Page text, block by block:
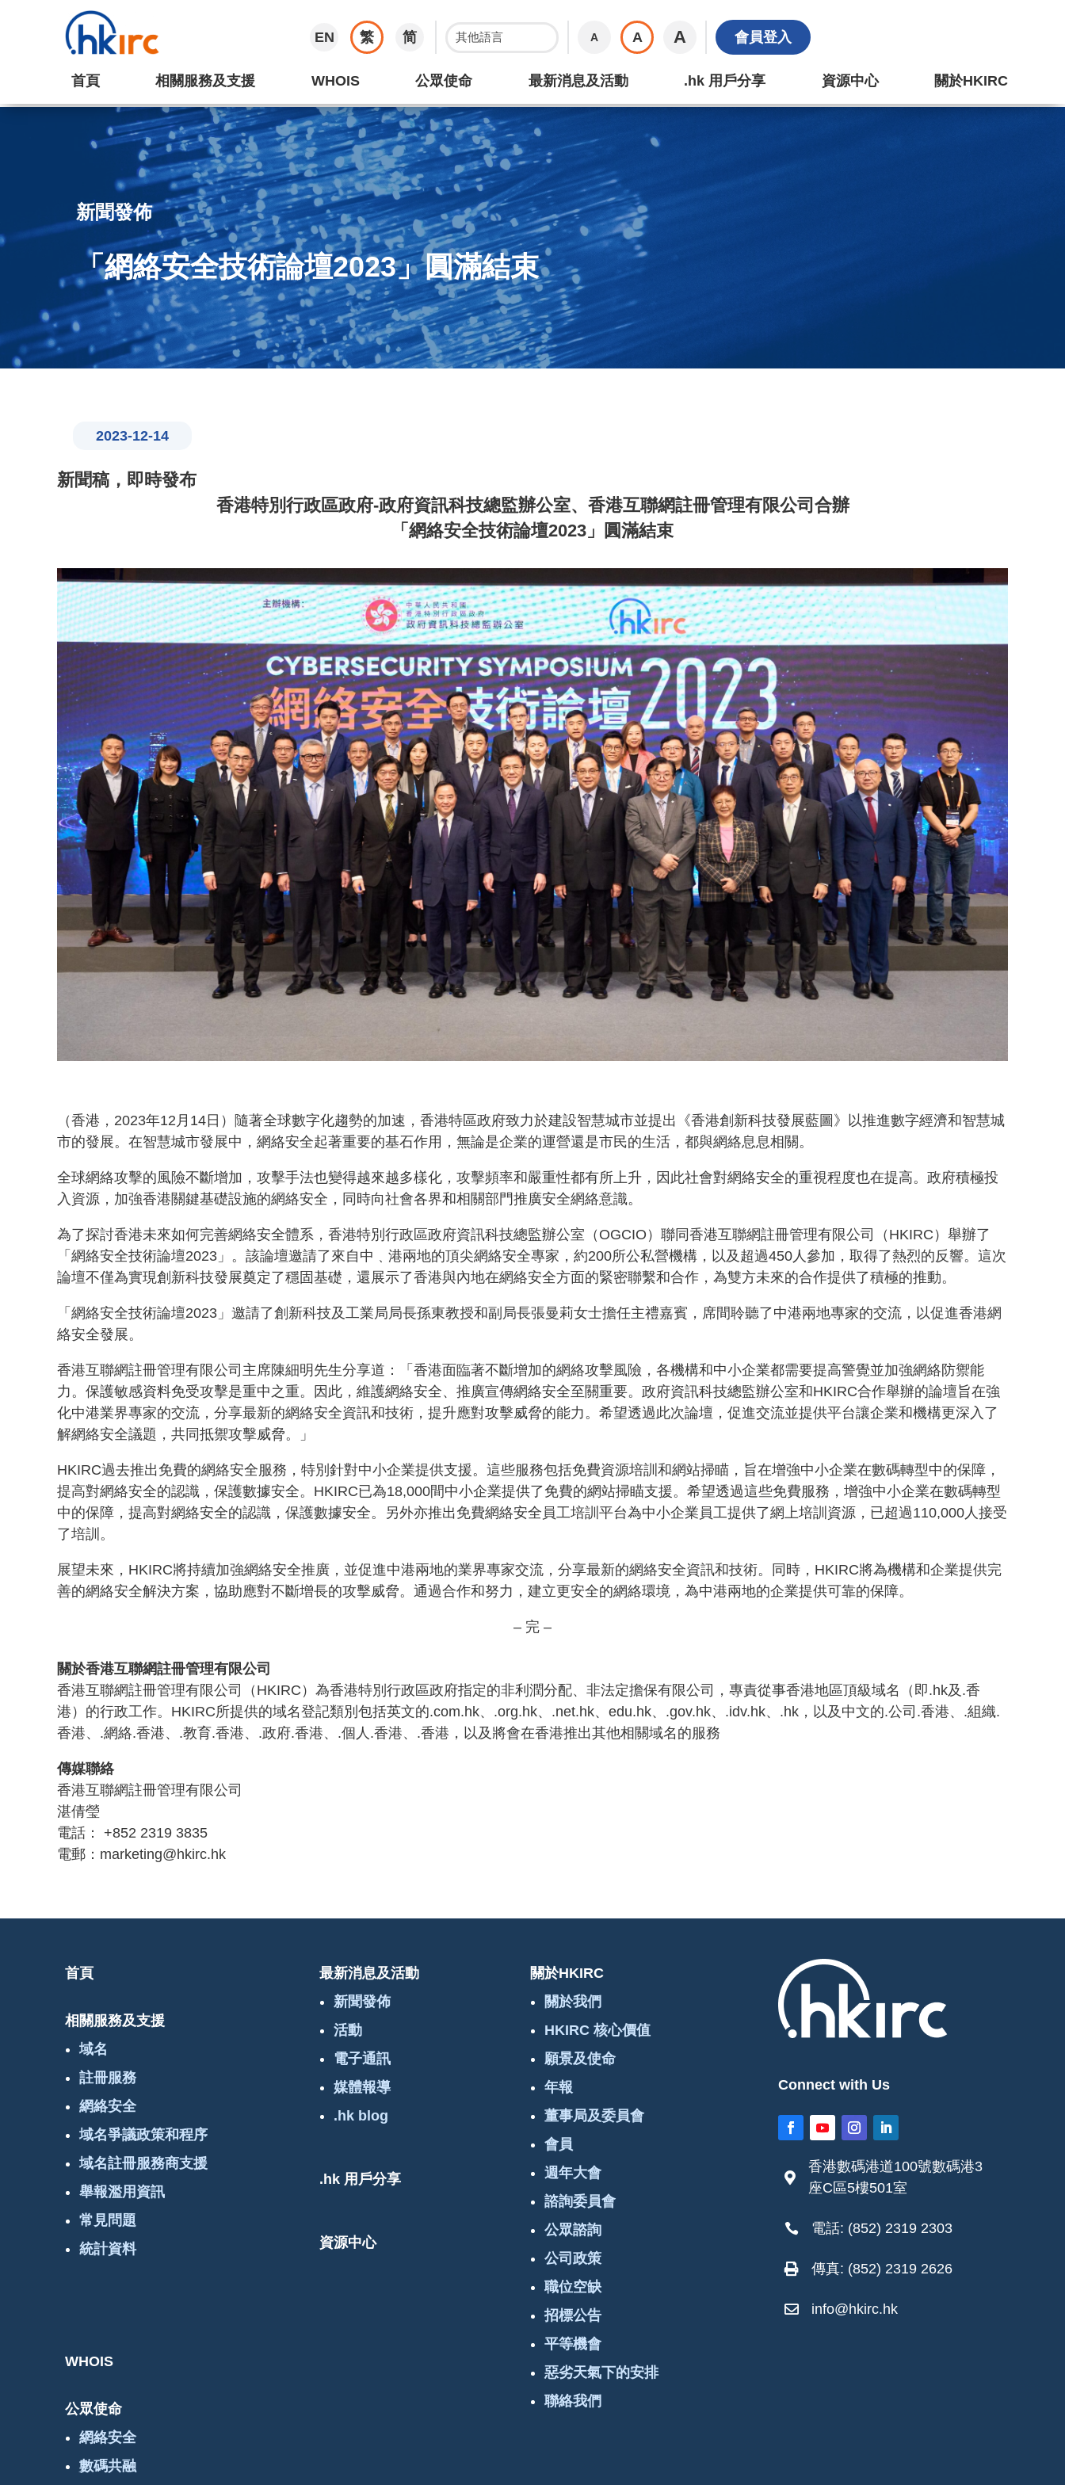
EN 繁 简 A A A 會員登入
首頁 相關服務及支援 WHOIS 公眾使命 最新消息及活動 .hk 用戶分享 資源中心 關於HKIRC
新聞發佈
「網絡安全技術論壇2023」圓滿結束
2023-12-14
新聞稿，即時發布
香港特別行政區政府-政府資訊科技總監辦公室、香港互聯網註冊管理有限公司合辦
「網絡安全技術論壇2023」圓滿結束
（香港，2023年12月14日）隨著全球數字化趨勢的加速，香港特區政府致力於建設智慧城市並提出《香港創新科技發展藍圖》以推進數字經濟和智慧城
市的發展。在智慧城市發展中，網絡安全起著重要的基石作用，無論是企業的運營還是市民的生活，都與網絡息息相關。
全球網絡攻擊的風險不斷增加，攻擊手法也變得越來越多樣化，攻擊頻率和嚴重性都有所上升，因此社會對網絡安全的重視程度也在提高。政府積極投
入資源，加強香港關鍵基礎設施的網絡安全，同時向社會各界和相關部門推廣安全網絡意識。
為了探討香港未來如何完善網絡安全體系，香港特別行政區政府資訊科技總監辦公室（OGCIO）聯同香港互聯網註冊管理有限公司（HKIRC）舉辦了
「網絡安全技術論壇2023」。該論壇邀請了來自中﹑港兩地的頂尖網絡安全專家，約200所公私營機構，以及超過450人參加，取得了熱烈的反響。這次
論壇不僅為實現創新科技發展奠定了穩固基礎，還展示了香港與內地在網絡安全方面的緊密聯繫和合作，為雙方未來的合作提供了積極的推動。
「網絡安全技術論壇2023」邀請了創新科技及工業局局長孫東教授和副局長張曼莉女士擔任主禮嘉賓，席間聆聽了中港兩地專家的交流，以促進香港網
絡安全發展。
香港互聯網註冊管理有限公司主席陳細明先生分享道：「香港面臨著不斷增加的網絡攻擊風險，各機構和中小企業都需要提高警覺並加強網絡防禦能
力。保護敏感資料免受攻擊是重中之重。因此，維護網絡安全、推廣宣傳網絡安全至關重要。政府資訊科技總監辦公室和HKIRC合作舉辦的論壇旨在強
化中港業界專家的交流，分享最新的網絡安全資訊和技術，提升應對攻擊威脅的能力。希望透過此次論壇，促進交流並提供平台讓企業和機構更深入了
解網絡安全議題，共同抵禦攻擊威脅。」
HKIRC過去推出免費的網絡安全服務，特別針對中小企業提供支援。這些服務包括免費資源培訓和網站掃瞄，旨在增強中小企業在數碼轉型中的保障，
提高對網絡安全的認識，保護數據安全。HKIRC已為18,000間中小企業提供了免費的網站掃瞄支援。希望透過這些免費服務，增強中小企業在數碼轉型
中的保障，提高對網絡安全的認識，保護數據安全。另外亦推出免費網絡安全員工培訓平台為中小企業員工提供了網上培訓資源，已超過110,000人接受
了培訓。
展望未來，HKIRC將持續加強網絡安全推廣，並促進中港兩地的業界專家交流，分享最新的網絡安全資訊和技術。同時，HKIRC將為機構和企業提供完
善的網絡安全解決方案，協助應對不斷增長的攻擊威脅。通過合作和努力，建立更安全的網絡環境，為中港兩地的企業提供可靠的保障。
– 完 –
關於香港互聯網註冊管理有限公司
香港互聯網註冊管理有限公司（HKIRC）為香港特別行政區政府指定的非利潤分配、非法定擔保有限公司，專責從事香港地區頂級域名（即.hk及.香
港）的行政工作。HKIRC所提供的域名登記類別包括英文的.com.hk、.org.hk、.net.hk、edu.hk、.gov.hk、.idv.hk、.hk，以及中文的.公司.香港、.組織.
香港、.網絡.香港、.教育.香港、.政府.香港、.個人.香港、.香港，以及將會在香港推出其他相關域名的服務
傳媒聯絡
香港互聯網註冊管理有限公司
湛倩瑩
電話： +852 2319 3835
電郵：marketing@hkirc.hk
首頁
相關服務及支援
域名
註冊服務
網絡安全
域名爭議政策和程序
域名註冊服務商支援
舉報濫用資訊
常見問題
統計資料
WHOIS
公眾使命
網絡安全
數碼共融
最新消息及活動
新聞發佈
活動
電子通訊
媒體報導
.hk blog
.hk 用戶分享
資源中心
關於HKIRC
關於我們
HKIRC 核心價值
願景及使命
年報
董事局及委員會
會員
週年大會
諮詢委員會
公眾諮詢
公司政策
職位空缺
招標公告
平等機會
惡劣天氣下的安排
聯絡我們
Connect with Us

香港數碼港道100號數碼港3
座C區5樓501室
 電話: (852) 2319 2303
 傳真: (852) 2319 2626
 info@hkirc.hk